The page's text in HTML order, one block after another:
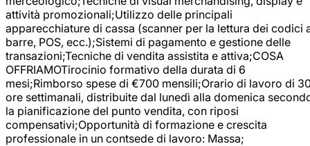
attività promozionali;Utilizzo delle principali
apparecchiature di cassa (scanner per la lettura dei codici
barre, POS, ecc.);Sistemi di pagamento e gestione delle
transazioni;Tecniche di vendita assistita e attiva;COSA
OFFRIAMOTirocinio formativo della durata di 6
mesi;Rimborso spese di €700 mensili;Orario di lavoro di
ore settimanali, distribuite dal lunedì alla domenica
la pianificazione del punto vendita, con riposi
compensativi;Opportunità di formazione e crescita
professionale in un contsede di lavoro: Massa;